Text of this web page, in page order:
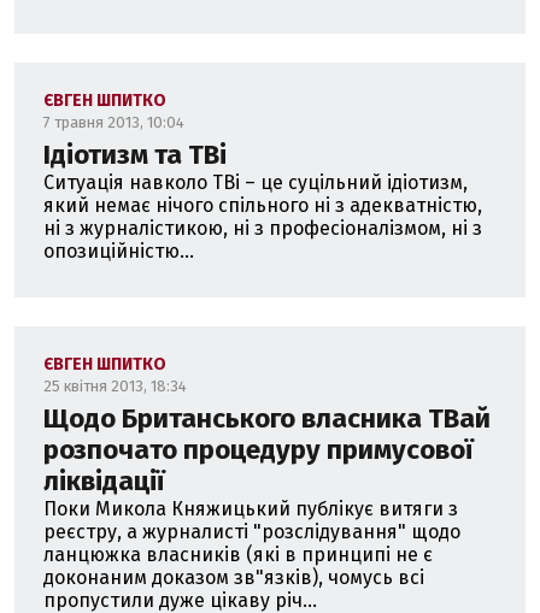
ЄВГЕН ШПИТКО
7 травня 2013, 10:04
Ідіотизм та ТВі
Ситуація навколо ТВі – це суцільний ідіотизм,
який немає нічого спільного ні з адекватністю,
ні з журналістикою, ні з професіоналізмом, ні з
опозиційністю...
ЄВГЕН ШПИТКО
25 квітня 2013, 18:34
Щодо Британського власника ТВай
розпочато процедуру примусової
ліквідації
Поки Микола Княжицький публікує витяги з
реєстру, а журналисті "розслідування" щодо
ланцюжка власників (які в принципі не є
доконаним доказом зв"язків), чомусь всі
пропустили дуже цікаву річ...